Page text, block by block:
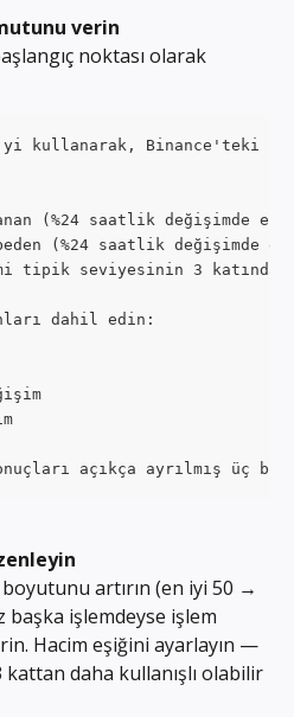
verin
noktası olarak
kullanarak,
(%24 saatlik değişimde
(%24 saatlik değişimde
tipik seviyesinin 3
dahil edin:
açıkça ayrılmış üç
artırın (en iyi 50 →
başka işlemdeyse işlem
Hacim eşiğini ayarlayın —
daha kullanışlı olabilir